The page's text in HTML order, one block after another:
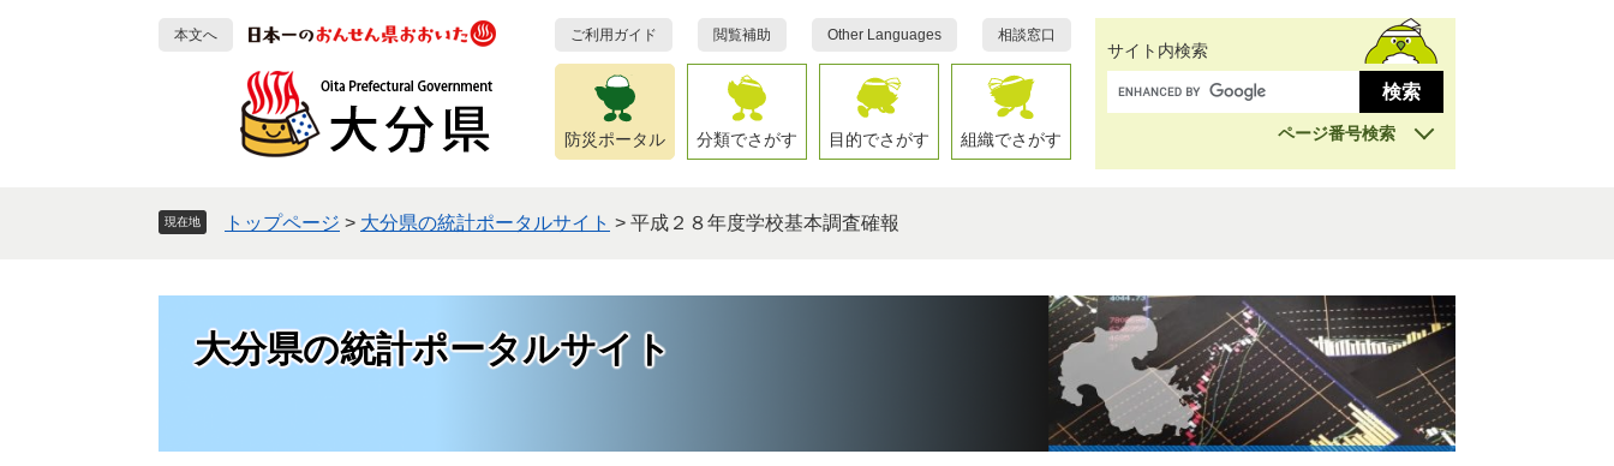
本文へ ご利用ガイド 閲覧補助 Other Languages 相談窓口
防災ポータル 分類でさがす 目的でさがす 組織でさがす
サイト内検索
ページ番号検索
現在地 トップページ > 大分県の統計ポータルサイト > 平成２８年度学校基本調査確報
大分県の統計ポータルサイト